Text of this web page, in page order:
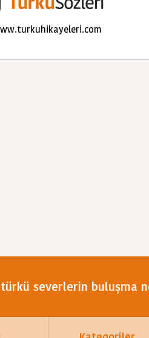
severlerin buluşma